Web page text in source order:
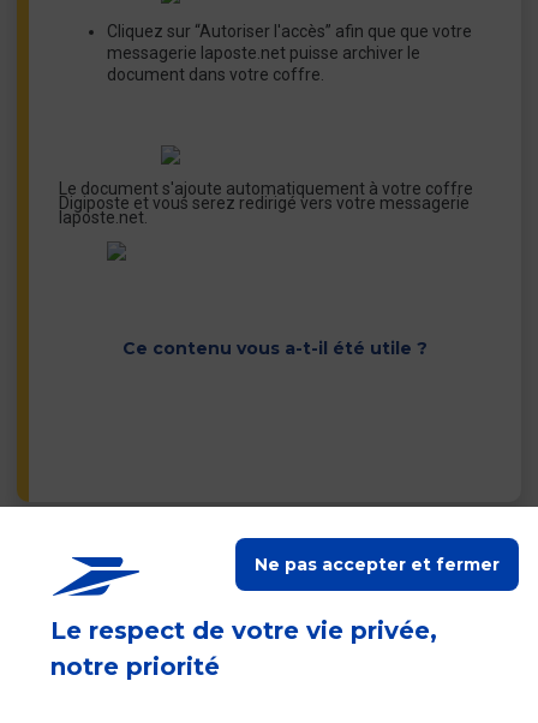
Le respect de votre vie privée,
notre priorité
Ne pas accepter et fermer
Cliquez sur “Autoriser l'accès” afin que que votre
messagerie laposte.net puisse archiver le
document dans votre coffre.
Le document s'ajoute automatiquement à votre coffre
Digiposte et vous serez redirigé vers votre messagerie
laposte.net.
Ce contenu vous a-t-il été utile ?
Contacter les autres services du Groupe La
Poste